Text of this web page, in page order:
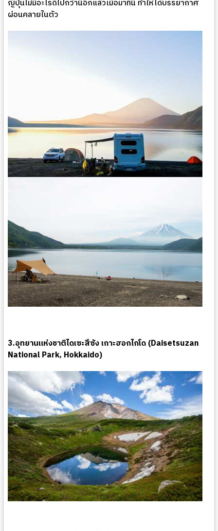
ญี่ปุ่นไม่มีอะไรดีไปกว่านี้อีกแล้วเมื่อมาที่นี่ ทำให้ได้บรรยากาศ
ผ่อนคลายในตัว
3.อุทยานแห่งชาติไดเซะสึซัง เกาะฮอกไกโด (Daisetsuzan
National Park, Hokkaido)